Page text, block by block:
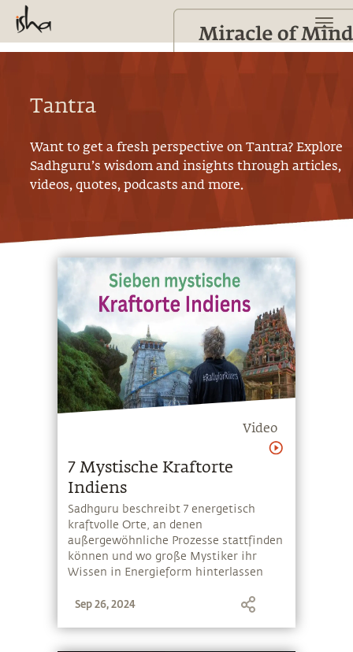
Tantra
Want to get a fresh perspective onTantra? Explore
Sadhguru’s wisdom and insights through articles,
videos, quotes, podcasts and more.
Video
7 Mystische Kraftorte
Indiens
Sadhguru beschreibt 7 energetisch
kraftvolle Orte, an denen
außergewöhnliche Prozesse stattfinden
können und wo große Mystiker ihr
Wissen in Energieform hinterlassen
Sep 26, 2024